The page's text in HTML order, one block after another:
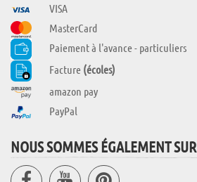
VISA
MasterCard
Paiement à l'avance - particuliers
Facture (écoles)
amazon pay
PayPal
NOUS SOMMES ÉGALEMENT SUR